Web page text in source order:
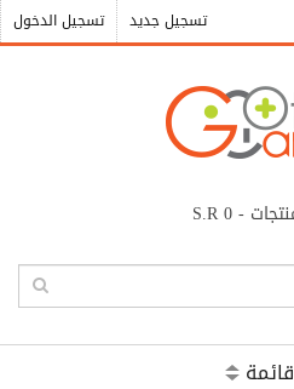
تسجيل الدخول تسجيل جديد
قائمة